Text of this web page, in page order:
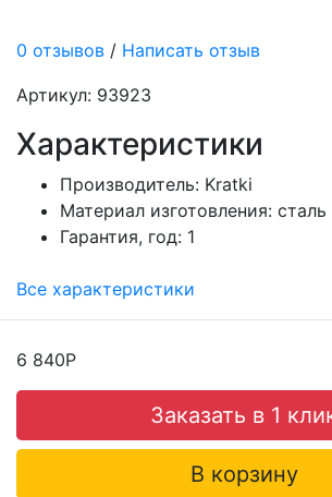
0 отзывов / Написать отзыв
Артикул: 93923
Характеристики
Производитель: Kratki
Материал изготовления: сталь
Гарантия, год: 1
Все характеристики
6 840Р
Заказать в 1
В корзину